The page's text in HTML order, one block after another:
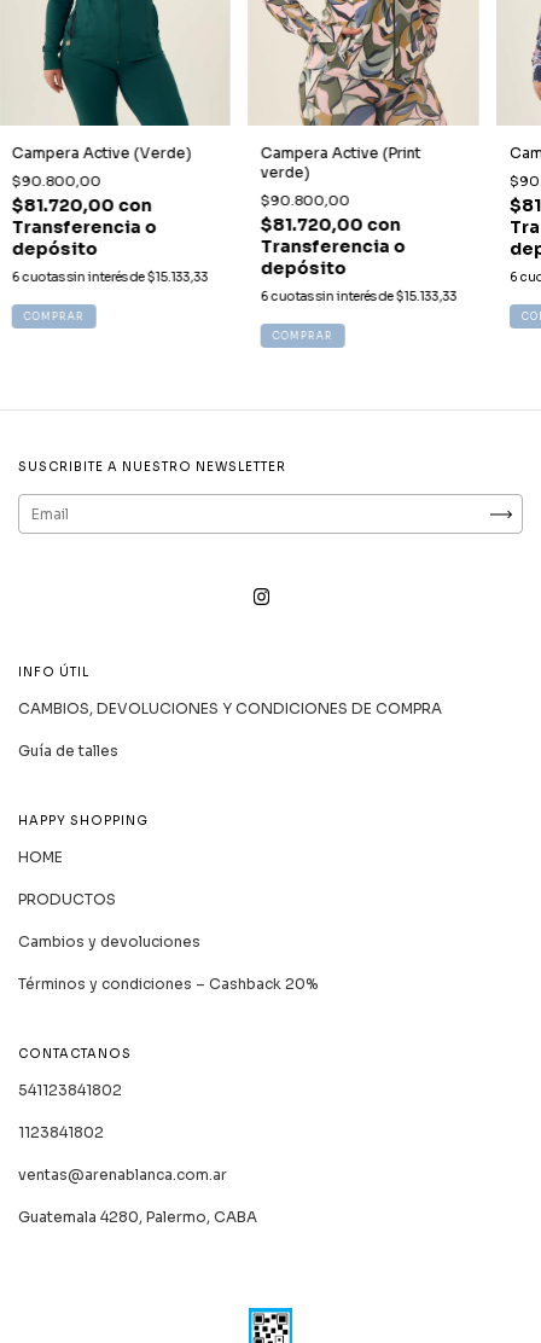
Campera Active (Verde)
$90.800,00
$81.720,00 con
Transferencia o
depósito
6 cuotas sin interés de$15.133,33
COMPRAR
Campera Active (Print
verde)
$90.800,00
$81.720,00 con
Transferencia o
depósito
6 cuotas sin interés de$15.133,33
COMPRAR
6
SUSCRIBITE A NUESTRO NEWSLETTER
INFO ÚTIL
CAMBIOS, DEVOLUCIONES Y CONDICIONES DE COMPRA
Guía de talles
HAPPY SHOPPING
HOME
PRODUCTOS
Cambios y devoluciones
Términos y condiciones – Cashback 20%
CONTACTANOS
541123841802
1123841802
ventas@arenablanca.com.ar
Guatemala 4280, Palermo, CABA